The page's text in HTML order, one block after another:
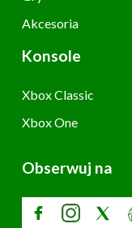
Akcesoria
Konsole
Xbox Classic
Xbox One
Obserwuj na